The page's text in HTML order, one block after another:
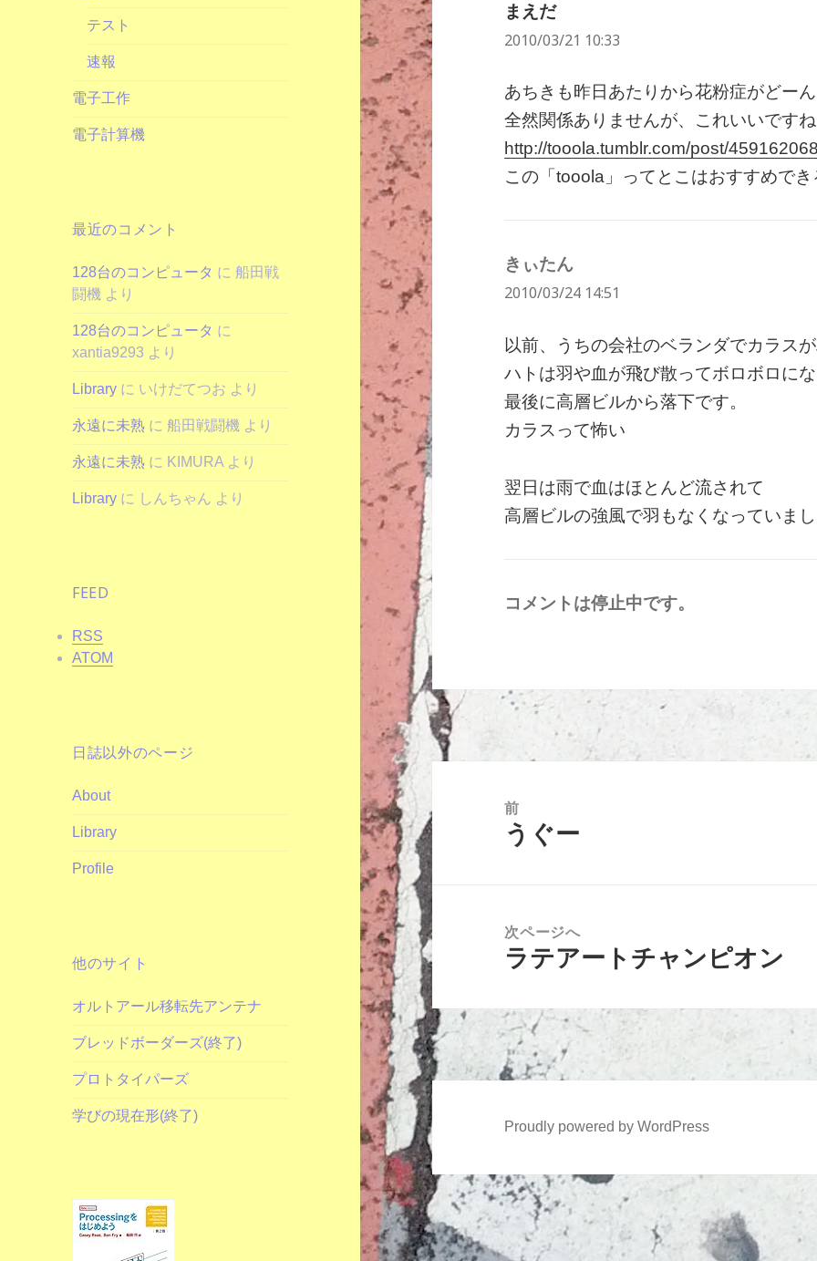
テスト
速報
電子工作
電子計算機
最近のコメント
128台のコンピュータ に船田戦
闘機 より
128台のコンピュータ に
xantia9293 より
Library に いけだてつお より
永遠に未熟 に船田戦闘機 より
永遠に未熟 に KIMURA より
Library に しんちゃん より
FEED
RSS
ATOM
日誌以外のページ
About
Library
Profile
他のサイト
オルトアール移転先アンテナ
ブレッドボーダーズ(終了)
プロトタイパーズ
学びの現在形(終了)
まえだよ
り:
2010/03/21 10:33
あちきも昨日あたりから花粉症がどー
全然関係ありませんが、これいいです
http://tooola.tumblr.com/post/
この「tooola」ってとこはおすすめで
きぃたん
り:
2010/03/24 14:51
以前、うちの会社のベランダでカラス
ハトは羽や血が飛び散ってボロボロに
最後に高層ビルから落下です。
カラスって怖い
翌日は雨で血はほとんど流されて
高層ビルの強風で羽もなくなっていま
コメントは停止中です。
ナ
ビ
ー
シ
ョ
ン
前
前
うぐー
次ページへ
次
投
稿:
ラテアートチャンピオン
Proudly powered by WordPress